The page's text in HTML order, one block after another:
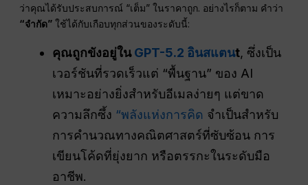
ว่าคุณได้รับประสบการณ์ “เต็ม” ในราคาถูก. อย่างไรก็ตาม คำว่า
“จำกัด” ใช้ได้กับเกือบทุกส่วนของระดับนี้:
คุณถูกขังอยู่ในGPT-5.2 อินสแตนt, ซึ่งเป็น
เวอร์ชันที่รวดเร็วแต่ “พื้นฐาน” ของ AI
เหมาะอย่างยิ่งสำหรับอีเมลง่ายๆ แต่ขาด
ความลึกซึ้ง “พลังแห่งการคิด จำเป็นสำหรับ
การคำนวณทางคณิตศาสตร์ที่ซับซ้อน การ
เขียนโค้ดที่ยุ่งยาก หรือตรรกะในระดับมือ
อาชีพ.